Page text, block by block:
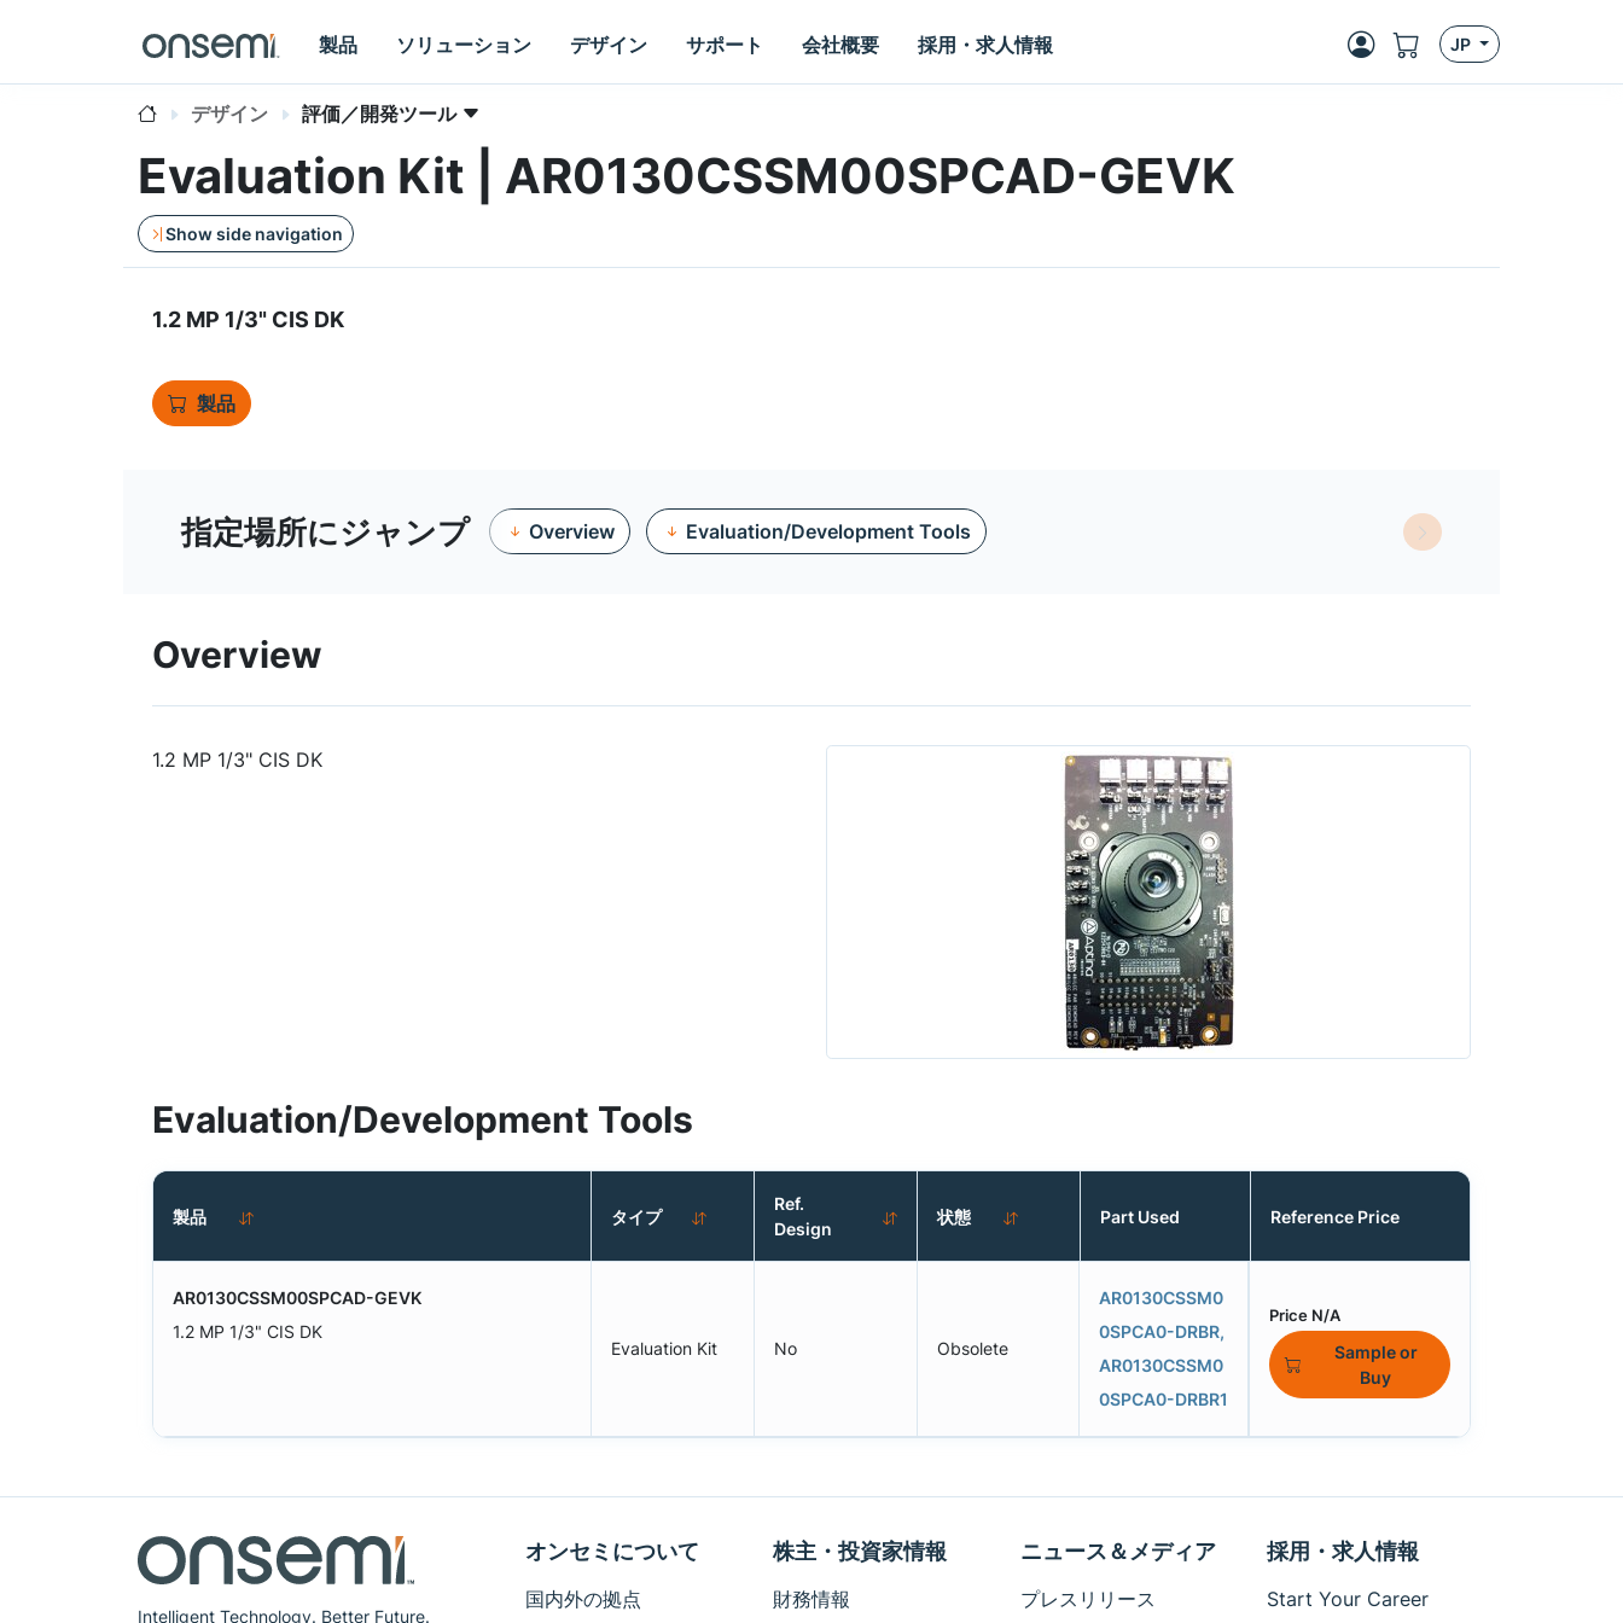
製品 ソリューション デザイン サポート 会社概要 採用・求人情報 JP
デザイン 評価／開発ツール
Evaluation Kit | AR0130CSSM00SPCAD-GEVK
Show side navigation
1.2 MP 1/3" CIS DK
製品
指定場所にジャンプ Overview Evaluation/Development Tools
Overview
1.2 MP 1/3" CIS DK
Evaluation/Development Tools
製品 タイプ
Ref.
Design
状態 Part Used Reference Price
AR0130CSSM00SPCAD-GEVK
1.2 MP 1/3" CIS DK
Evaluation Kit
No Obsolete
AR0130CSSM0
0SPCA0-DRBR,
AR0130CSSM0
0SPCA0-DRBR1
Price N/A
Sample or
Buy
Intelligent Technology. Better Future.
オンセミについて
国内外の拠点
株主・投資家情報
財務情報
ニュース＆メディア
プレスリリース
採用・求人情報
Start Your Career